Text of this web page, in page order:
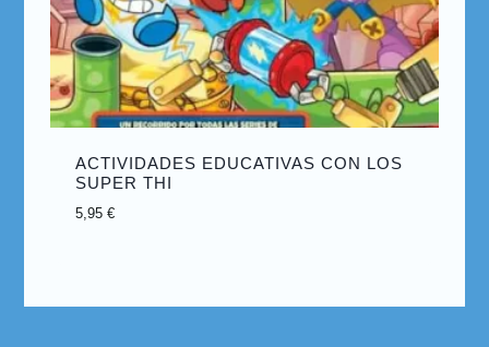
ACTIVIDADES EDUCATIVAS CON LOS
SUPER THI
5,95€